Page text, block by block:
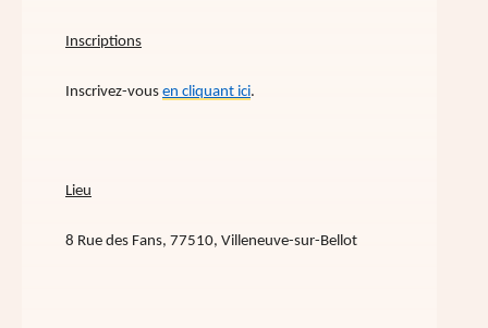
Inscriptions
Inscrivez-vous en cliquant ici.
Lieu
8 Rue des Fans, 77510, Villeneuve-sur-Bellot